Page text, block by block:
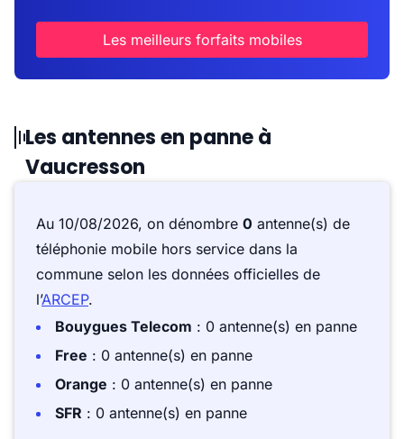
Les meilleurs forfaits mobiles
Les antennes en panne à
Vaucresson
Au 10/08/2026, on dénombre 0 antenne(s) de
téléphonie mobile hors service dans la
commune selon les données officielles de
l’ARCEP.
Bouygues Telecom : 0 antenne(s) en panne
Free : 0 antenne(s) en panne
Orange : 0 antenne(s) en panne
SFR : 0 antenne(s) en panne